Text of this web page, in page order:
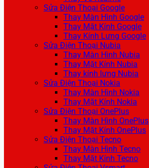
Sửa Điện Thoại Google
Thay Màn Hình Google
Thay Mặt Kính Google
Thay Kính Lưng Google
Sửa Điện Thoại Nubia
Thay Màn Hình Nubia
Thay Mặt Kính Nubia
Thay kính lưng Nubia
Sửa Điện Thoại Nokia
Thay Màn Hình Nokia
Thay Mặt Kính Nokia
Sửa Điện Thoại OnePlus
Thay Màn Hình OnePlus
Thay Mặt Kính OnePlus
Sửa Điện Thoại Tecno
Thay Màn Hình Tecno
Thay Mặt Kính Tecno